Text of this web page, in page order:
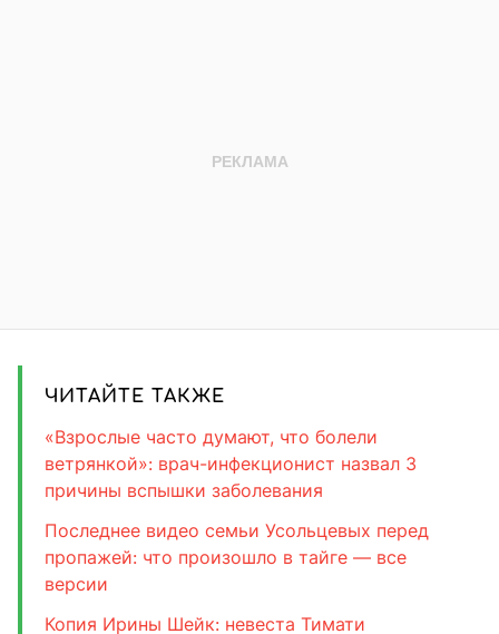
ЧИТАЙТЕ ТАКЖЕ
«Взрослые часто думают, что болели
ветрянкой»: врач-инфекционист назвал 3
причины вспышки заболевания
Последнее видео семьи Усольцевых перед
пропажей: что произошло в тайге — все
версии
Копия Ирины Шейк: невеста Тимати